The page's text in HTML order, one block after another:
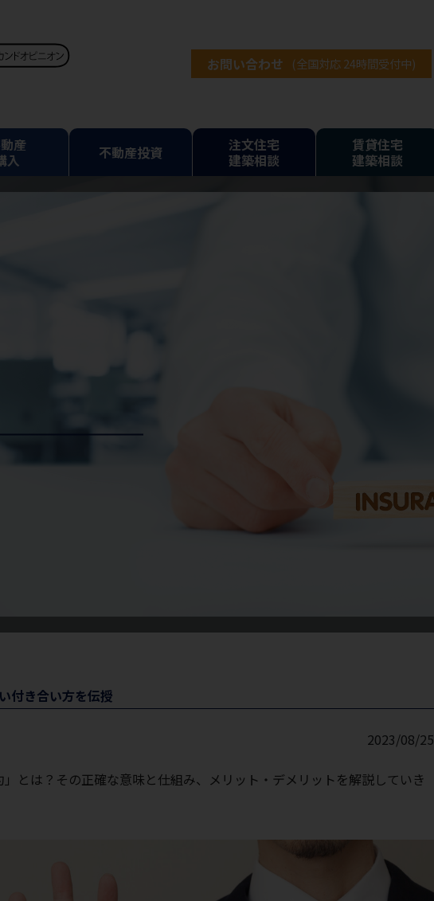
お問い合わせ (全国対応 24時間受付中)
産
入
不動産投資
注文住宅
建築相談
賃貸住宅
建築相談
付き合い方を伝授
2023/08/25
とは？その正確な意味と仕組み、メリット・デメリットを解説していき